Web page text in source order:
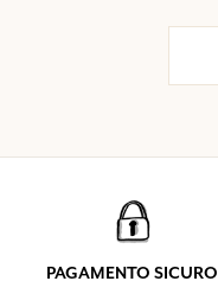
PAGAMENTO SICURO